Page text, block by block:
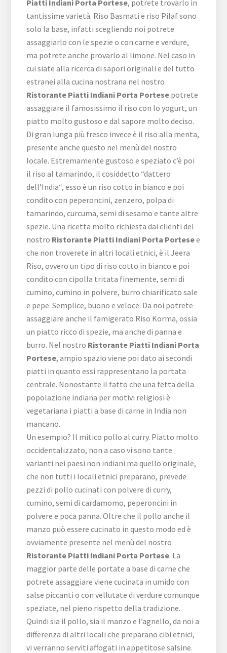
Piatti Indiani Porta Portese, potrete trovarlo in
tantissime varietà. Riso Basmati e riso Pilaf sono
solo la base, infatti scegliendo noi potrete
assaggiarlo con le spezie o con carne e verdure,
ma potrete anche provarlo al limone. Nel caso in
cui siate alla ricerca di sapori originali e del tutto
estranei alla cucina nostrana nel nostro
Ristorante Piatti Indiani Porta Portese potrete
assaggiare il famosissimo il riso con lo yogurt, un
piatto molto gustoso e dal sapore molto deciso.
Di gran lunga più fresco invece è il riso alla menta,
presente anche questo nel menù del nostro
locale. Estremamente gustoso e speziato c’è poi
il riso al tamarindo, il cosiddetto “dattero
dell’India“, esso è un riso cotto in bianco e poi
condito con peperoncini, zenzero, polpa di
tamarindo, curcuma, semi di sesamo e tante altre
spezie. Una ricetta molto richiesta dai clienti del
nostro Ristorante Piatti Indiani Porta Portesee
che non troverete in altri locali etnici, è il Jeera
Riso, ovvero un tipo di riso cotto in bianco e poi
condito con cipolla tritata finemente, semi di
cumino, cumino in polvere, burro chiarificato sale
e pepe. Semplice, buono e veloce. Da noi potrete
assaggiare anche il famigerato Riso Korma, ossia
un piatto ricco di spezie, ma anche di panna e
burro. Nel nostro Ristorante Piatti Indiani Porta
Portese, ampio spazio viene poi dato ai secondi
piatti in quanto essi rappresentano la portata
centrale. Nonostante il fatto che una fetta della
popolazione indiana per motivi religiosi è
vegetariana i piatti a base di carne in India non
mancano.
Un esempio? Il mitico pollo al curry. Piatto molto
occidentalizzato, non a caso vi sono tante
varianti nei paesi non indiani ma quello originale,
che non tutti i locali etnici preparano, prevede
pezzi di pollo cucinati con polvere di curry,
cumino, semi di cardamomo, peperoncini in
polvere e poca panna. Oltre che il pollo anche il
manzo può essere cucinato in questo modo ed è
ovviamente presente nel menù del nostro
Ristorante Piatti Indiani Porta Portese. La
maggior parte delle portate a base di carne che
potrete assaggiare viene cucinata in umido con
salse piccanti o con vellutate di verdure comunque
speziate, nel pieno rispetto della tradizione.
Quindi sia il pollo, sia il manzo e l’agnello, da noi a
differenza di altri locali che preparano cibi etnici,
vi verranno serviti affogati in appetitose salsine.